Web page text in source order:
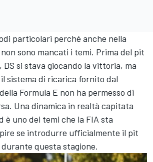
particolari perché anche nella
sono mancati i temi. Prima del pit
si stava giocando la vittoria, ma
sistema di ricarica fornito dal
Formula E non ha permesso di
Una dinamica in realtà capitata
è uno dei temi che la FIA sta
se introdurre ufficialmente il pit
questa stagione.